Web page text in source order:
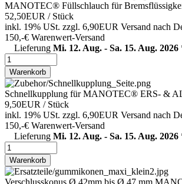
MANOTEC® Füllschlauch für
52,50EUR / Stück
inkl. 19% USt. zzgl. 6,90EUR Versand nach
150,-€ Warenwert-Versand
Lieferung Mi. 12. Aug. - Sa. 15. Aug. 2026
Warenkorb
Schnellkupplung für MANOTEC® ERS- &
9,50EUR / Stück
inkl. 19% USt. zzgl. 6,90EUR Versand nach
150,-€ Warenwert-Versand
Lieferung Mi. 12. Aug. - Sa. 15. Aug. 2026
Warenkorb